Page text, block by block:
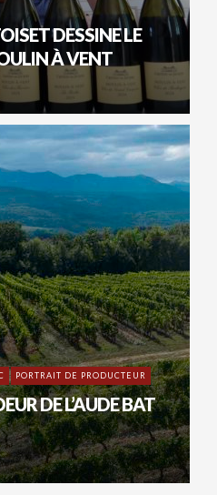
DESSINE LE
À VENT
PORTRAIT DE PRODUCTEUR
DE L’AUDE BAT